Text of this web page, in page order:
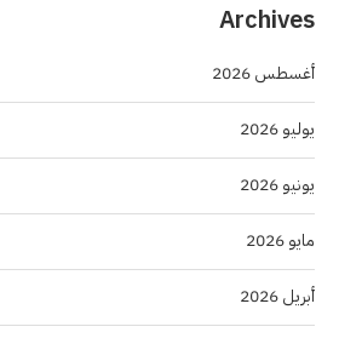
Archives
أغسطس 2026
يوليو 2026
يونيو 2026
مايو 2026
أبريل 2026